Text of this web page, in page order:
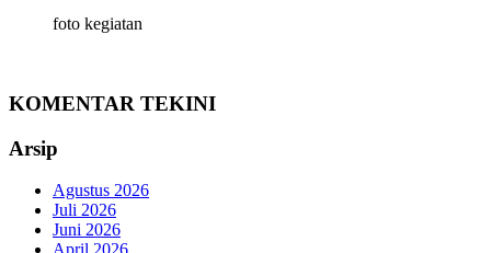
foto kegiatan
KOMENTAR TEKINI
Arsip
Agustus 2026
Juli 2026
Juni 2026